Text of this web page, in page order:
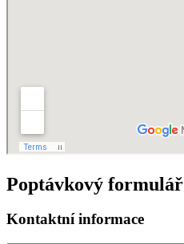
Poptávkový formulář
Kontaktní informace